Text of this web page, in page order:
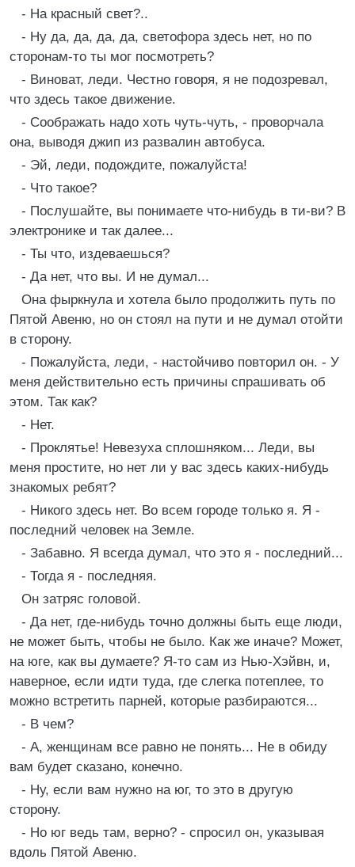
- На красный свет?..
- Ну да, да, да, да, светофора здесь нет, но по
сторонам-то ты мог посмотреть?
- Виноват, леди. Честно говоря, я не подозревал,
что здесь такое движение.
- Соображать надо хоть чуть-чуть, - проворчала
она, выводя джип из развалин автобуса.
- Эй, леди, подождите, пожалуйста!
- Что такое?
- Послушайте, вы понимаете что-нибудь в ти-ви? В
электронике и так далее...
- Ты что, издеваешься?
- Да нет, что вы. И не думал...
Она фыркнула и хотела было продолжить путь по
Пятой Авеню, но он стоял на пути и не думал отойти
в сторону.
- Пожалуйста, леди, - настойчиво повторил он. - У
меня действительно есть причины спрашивать об
этом. Так как?
- Нет.
- Проклятье! Невезуха сплошняком... Леди, вы
меня простите, но нет ли у вас здесь каких-нибудь
знакомых ребят?
- Никого здесь нет. Во всем городе только я. Я -
последний человек на Земле.
- Забавно. Я всегда думал, что это я - последний...
- Тогда я - последняя.
Он затряс головой.
- Да нет, где-нибудь точно должны быть еще люди,
не может быть, чтобы не было. Как же иначе? Может,
на юге, как вы думаете? Я-то сам из Нью-Хэйвн, и,
наверное, если идти туда, где слегка потеплее, то
можно встретить парней, которые разбираются...
- В чем?
- А, женщинам все равно не понять... Не в обиду
вам будет сказано, конечно.
- Ну, если вам нужно на юг, то это в другую
сторону.
- Но юг ведь там, верно? - спросил он, указывая
вдоль Пятой Авеню.